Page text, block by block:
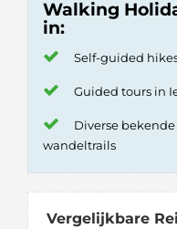
Walking
in:
Self-guided
Guided tours in
Diverse
wandeltrails
Vergelijkbare